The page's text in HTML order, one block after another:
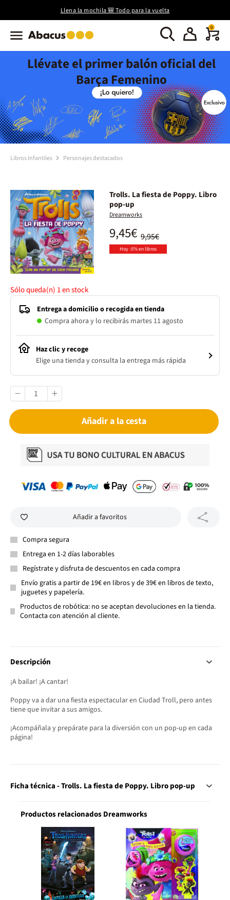
Llena la mochila 🎒 Todo para la vuelta
0
Llévate el primer balón oficial del
Barça Femenino
Libros Infantiles Personajes destacados
Trolls. La fiesta de Poppy. Libro
pop-up
Dreamworks
9,95€
9,45€
Hoy -5% en libros
Sólo queda(n) 1en stock
Entrega a domicilio o recogida en tienda
Compra ahora y lo recibirás martes 11 agosto
Haz clic y recoge
Elige una tienda y consulta la entrega más rápida
Añadir a la cesta
Añadir a favoritos
Compra segura
Entrega en 1-2 días laborables
Regístrate y disfruta de descuentos en cada compra
Envío gratis a partir de 19€ en libros y de 39€ en libros de texto,
juguetes y papelería.
Productos de robótica: no se aceptan devoluciones en la tienda.
Contacta con atención al cliente.
Descripción
¡A bailar! ¡A cantar!
Poppy va a dar una fiesta espectacular en Ciudad Troll, pero antes
tiene que invitar a sus amigos.
¡Acompáñala y prepárate para la diversión con un pop-up en cada
página!
Ficha técnica - Trolls. La fiesta de Poppy. Libro pop-up
Productos relacionados Dreamworks